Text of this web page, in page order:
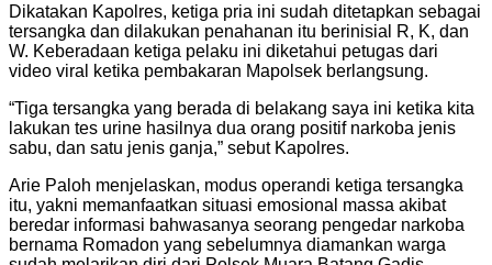
Dikatakan Kapolres, ketiga pria ini sudah ditetapkan sebagai
tersangka dan dilakukan penahanan itu berinisial R, K, dan
W. Keberadaan ketiga pelaku ini diketahui petugas dari
video viral ketika pembakaran Mapolsek berlangsung.
“Tiga tersangka yang berada di belakang saya ini ketika kita
lakukan tes urine hasilnya dua orang positif narkoba jenis
sabu, dan satu jenis ganja,” sebut Kapolres.
Arie Paloh menjelaskan, modus operandi ketiga tersangka
itu, yakni memanfaatkan situasi emosional massa akibat
beredar informasi bahwasanya seorang pengedar narkoba
bernama Romadon yang sebelumnya diamankan warga